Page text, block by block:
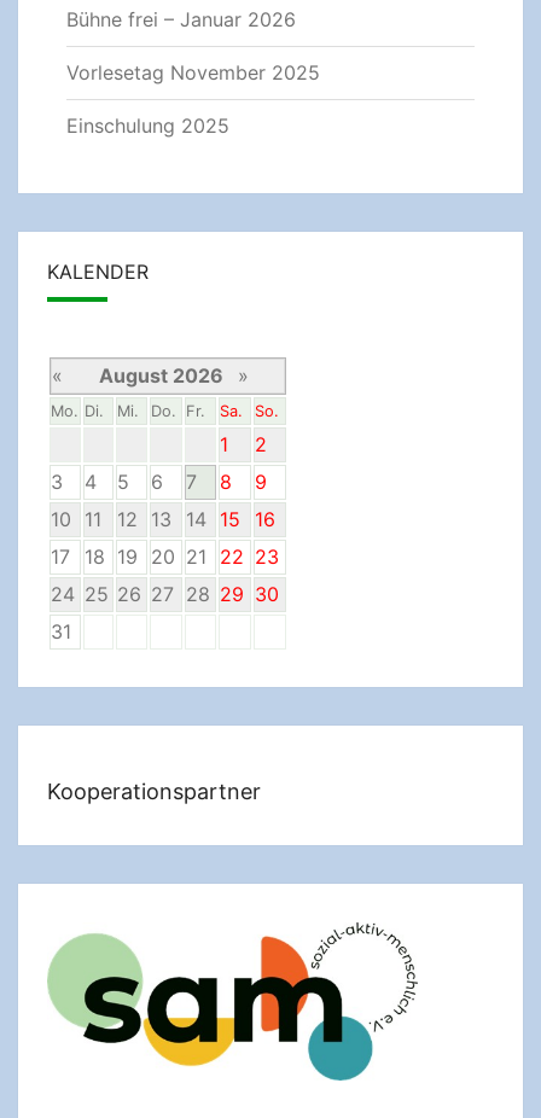
Bühne frei – Januar 2026
Vorlesetag November 2025
Einschulung 2025
KALENDER
« August 2026 »
Mo. Di. Mi. Do. Fr. Sa. So.
1
2
3
4 5 6 7 8
9
10
11 12 13 14 15
16
17
18 19 20 21 22 23
24 25 26 27 28 29 30
31
Kooperationspartner